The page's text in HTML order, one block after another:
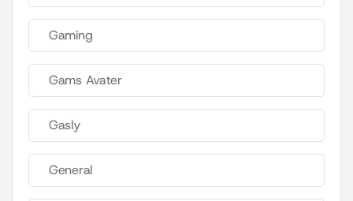
Gaming
Gams Avater
Gasly
General